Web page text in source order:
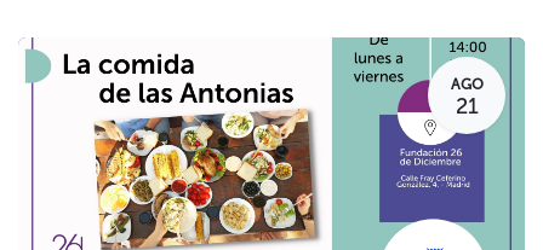
AGO
21